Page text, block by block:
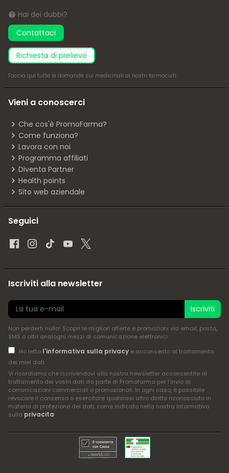
Hai dei dubbi?
Contattaci
richiesta di prelievo
Faccia qui tutte le domande sui medicinali ai nostri farmacisti.
Vieni a conoscerci
Che cos'è PromoFarma?
Come funziona?
Lavora con noi
Programma affiliati
Diventa Partner
Health points
Sito web aziendale
Seguici
Iscriviti alla newsletter
Iscriviti
Non perderti nulla! Scopri le migliori offerte e promozioni via email, posta,
SMS o altri analoghi mezzi di comunicazione elettronici
Ho letto l'informativa sulla privacye acconsento al trattamento
dei miei dati
Vi ricordiamo che iscrivendovi alla nostra newsletter acconsentite al
trattamento dei vostri dati da parte di Promofarma per l'invio di
comunicazioni commerciali o promozionali. In ogni caso, è possibile
revocare il consenso o esercitare qualsiasi altro diritto riconosciuto in
materia di protezione dei dati, come indicato nella nostra Informativa
sulla privacita .